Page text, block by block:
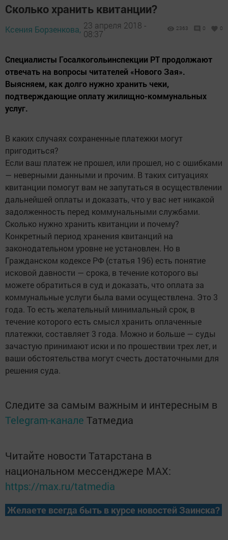
Сколько хранить квитанции?
Ксения Борзенкова, 23 апреля 2018 -
08:37
2363 0 0
Специалисты Госалкогольинспекции РТ продолжают
отвечать на вопросы читателей «Нового Зая».
Выясняем, как долго нужно хранить чеки,
подтверждающие оплату жилищно-коммунальных
услуг.
В каких случаях сохраненные платежки могут
пригодиться?
Если ваш платеж не прошел, или прошел, но с ошибками
— неверными данными и прочим. В таких ситуациях
квитанции помогут вам не запутаться в осуществлении
дальнейшей оплаты и доказать, что у вас нет никакой
задолженность перед коммунальными службами.
Сколько нужно хранить квитанции и почему?
Конкретный период хранения квитанций на
законодательном уровне не установлен. Но в
Гражданском кодексе РФ (статья 196) есть понятие
исковой давности — срока, в течение которого вы
можете обратиться в суд и доказать, что оплата за
коммунальные услуги была вами осуществлена. Это 3
года. То есть желательный минимальный срок, в
течение которого есть смысл хранить оплаченные
платежки, составляет 3 года. Можно и больше — суды
зачастую принимают иски и по прошествии трех лет, и
ваши обстоятельства могут счесть достаточными для
решения суда.
Следите за самым важным и интересным в
Telegram-канале Татмедиа
Читайте новости Татарстана в
национальном мессенджере MАХ:
https://max.ru/tatmedia
Желаете всегда быть в курсе новостей Заинска?